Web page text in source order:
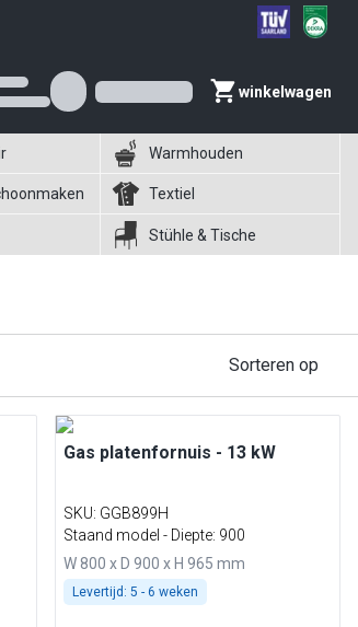
winkelwagen
Warmhouden
Textiel
Stühle & Tische
Sorteren op
Gas platenfornuis - 13 kW
SKU: GGB899H
Staand model - Diepte: 900
W 800 x D 900 x H 965 mm
Levertijd: 5 - 6 weken